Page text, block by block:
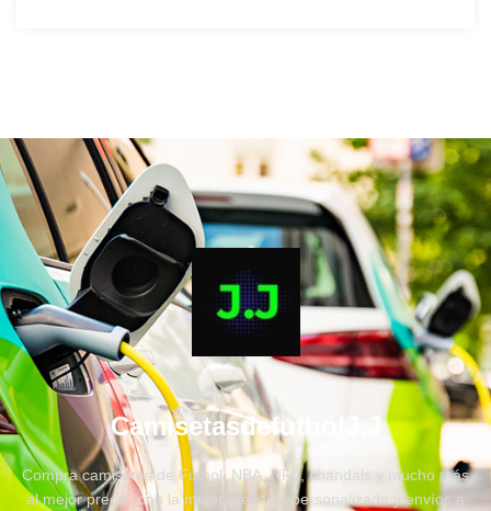
CamisetasdefutbolJ.J
Compra camisetas de Fútbol, NBA, NFL, chandals y mucho más
al mejor precio, con la mejor atención personalizada y envíos a